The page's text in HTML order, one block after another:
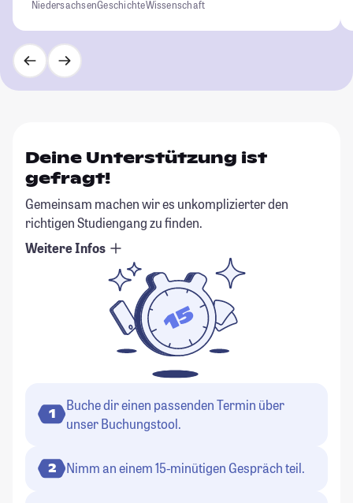
NiedersachsenGeschichteWissenschaft
Deine Unterstützung ist
gefragt!
Gemeinsam machen wir es unkomplizierter den
richtigen Studiengang zu finden.
Weitere Infos
1
Buche dir einen passenden Termin über
unser Buchungstool.
2 Nimm an einem 15-minütigen Gespräch teil.